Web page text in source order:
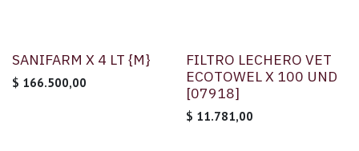
SANIFARM X 4 LT {M}
$ 166.500,00
FILTRO LECHERO VET
ECOTOWEL X 100 UND
[07918]
$ 11.781,00